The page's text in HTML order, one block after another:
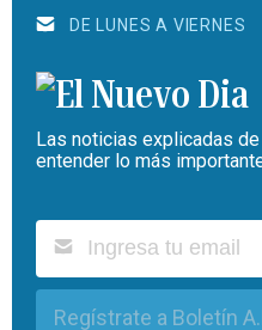
DE LUNES A VIERNES
Las noticias explicadas
entender lo más
Regístrate a Boletín